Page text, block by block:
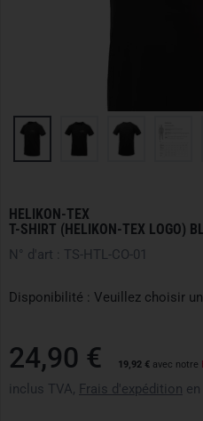
HELIKON-TEX
T-SHIRT (HELIKON-TEX LOGO)
N° d'art : TS-HTL-CO-01
Disponibilité : Veuillez choisir
24,90 € 19,92 € avec notre
inclus TVA, Frais d'expédition